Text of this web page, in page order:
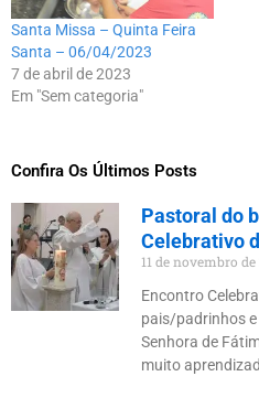
Santa Missa – Quinta Feira
Santa – 06/04/2023
7 de abril de 2023
Em "Sem categoria"
Confira Os Últimos Posts
Pastoral do
Celebrativo
11 de novembro
Encontro
pais/padrinhos
Senhora de
muito